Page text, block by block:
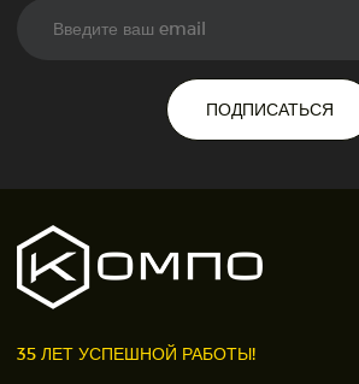
ПОДПИСАТЬСЯ
35 ЛЕТ УСПЕШНОЙ РАБОТЫ!